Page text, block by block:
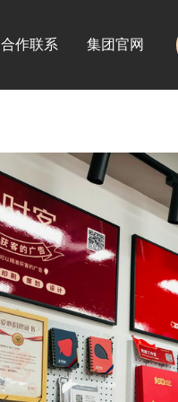
合作联系 集团官网